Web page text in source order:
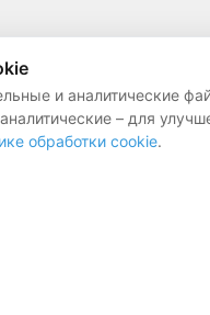
и аналитические
– для
обработки cookie.